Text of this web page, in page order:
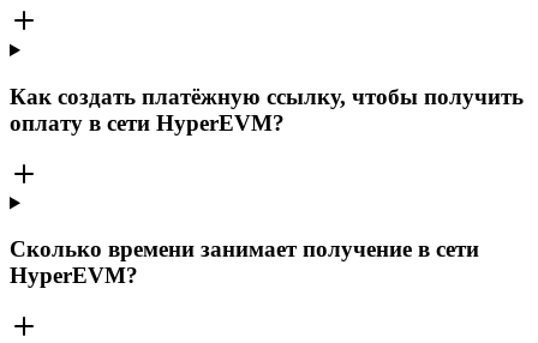
Как создать платёжную ссылку, чтобы получить
оплату в сети HyperEVM?
Сколько времени занимает получение в сети
HyperEVM?